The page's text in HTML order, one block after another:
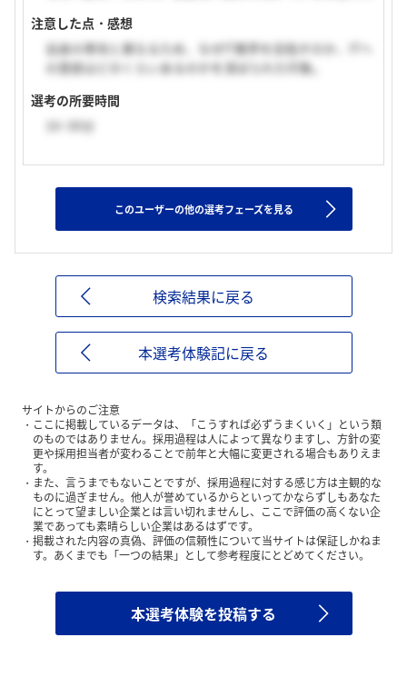
注意した点・感想
自身の専攻と異なるため、なぜIT業界を目指すのか、ITへ
の意欲はどのくらいあるのかを深ぼられた印象。
選考の所要時間
16~30分
このユーザーの他の選考フェーズを見る
検索結果に戻る
本選考体験記に戻る
サイトからのご注意
ここに掲載しているデータは、「こうすれば必ずうまくいく」という類
のものではありません。採用過程は人によって異なりますし、方針の変
更や採用担当者が変わることで前年と大幅に変更される場合もありえま
す。
また、言うまでもないことですが、採用過程に対する感じ方は主観的な
ものに過ぎません。他人が誉めているからといってかならずしもあなた
にとって望ましい企業とは言い切れませんし、ここで評価の高くない企
業であっても素晴らしい企業はあるはずです。
掲載された内容の真偽、評価の信頼性について当サイトは保証しかねま
す。あくまでも「一つの結果」として参考程度にとどめてください。
本選考体験を投稿する